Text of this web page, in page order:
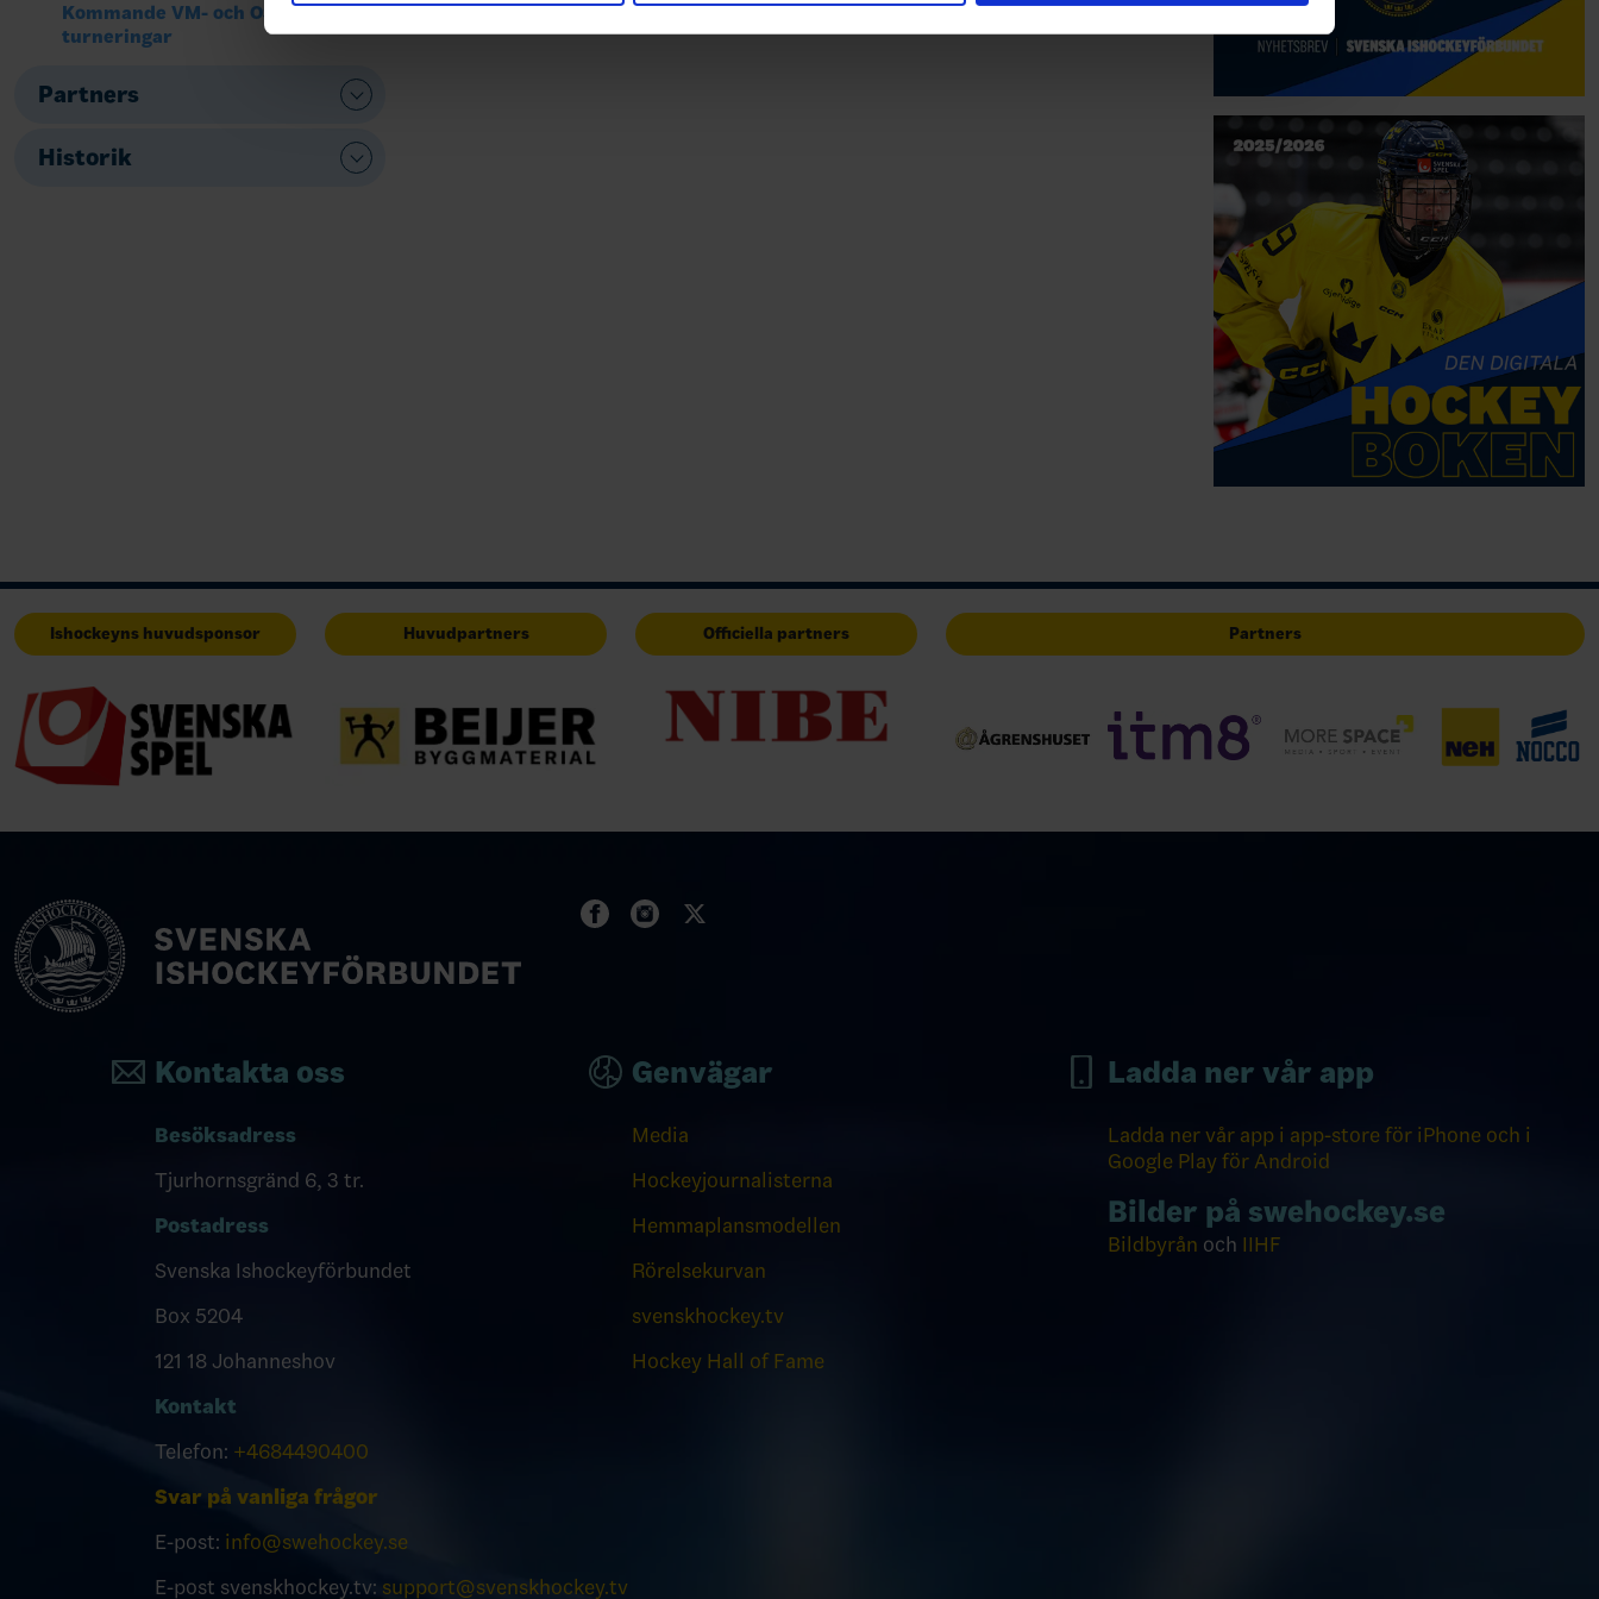
Kommande VM- och OS-
turneringar
Partners
Historik
Ishockeyns huvudsponsor Huvudpartners Officiella partners Partners
Kontakta oss
Besöksadress
Tjurhornsgränd 6, 3 tr.
Postadress
Svenska Ishockeyförbundet
Box 5204
121 18 Johanneshov
Kontakt
Telefon: +4684490400
Svar på vanliga frågor
E-post: info@swehockey.se
E-post svenskhockey.tv: support@svenskhockey.tv
Genvägar
Media
Hockeyjournalisterna
Hemmaplansmodellen
Rörelsekurvan
svenskhockey.tv
Hockey Hall of Fame
Ladda ner vår app
Ladda ner vår app i app-store för iPhone och i
Google Play för Android
Bilder på swehockey.se
Bildbyrån och IIHF